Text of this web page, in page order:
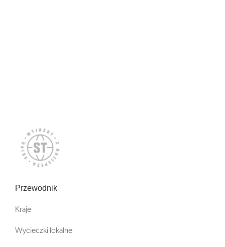
Przewodnik
Kraje
Wycieczki lokalne